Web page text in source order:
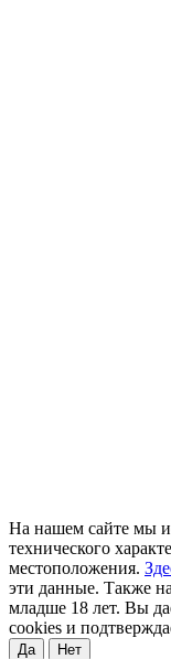
На нашем сайте мы
технического
местоположения.
эти данные. Также
младше 18 лет. Вы
cookies и
Да Нет